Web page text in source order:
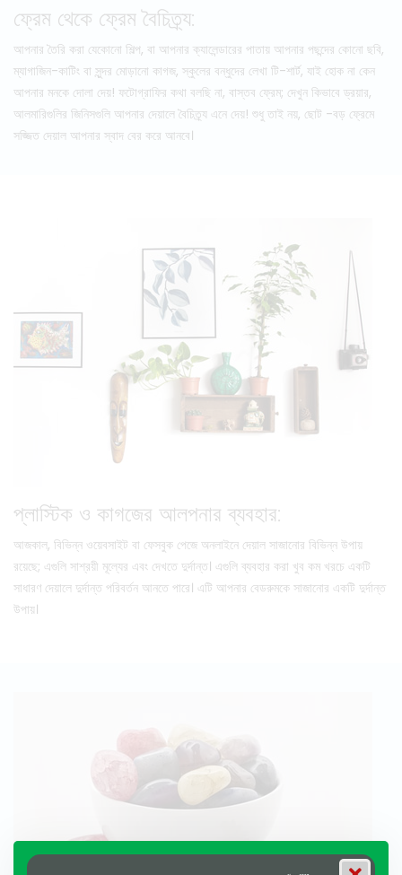
ফ্রেম থেকে ফ্রেম বৈচিত্র্য:
আপনার তৈরি করা যেকোনো শিল্প, বা আপনার ক্যালেন্ডারের পাতায় আপনার পছন্দের কোনো ছবি,
ম্যাগাজিন-কাটিং বা সুন্দর মোড়ানো কাগজ, স্কুলের বন্ধুদের লেখা টি-শার্ট, যাই হোক না কেন
আপনার মনকে দোলা দেয়! ফটোগ্রাফির কথা বলছি না, বাস্তব ফ্রেম; দেখুন কিভাবে ড্রয়ার,
আলমারিগুলির জিনিসগুলি আপনার দেয়ালে বৈচিত্র্য এনে দেয়! শুধু তাই নয়, ছোট -বড় ফ্রেমে
সজ্জিত দেয়াল আপনার স্বাদ বের করে আনবে।
প্লাস্টিক ও কাগজের আলপনার ব্যবহার:
আজকাল, বিভিন্ন ওয়েবসাইট বা ফেসবুক পেজে অনলাইনে দেয়াল সাজানোর বিভিন্ন উপায়
রয়েছে; এগুলি সাশ্রয়ী মূল্যের এবং দেখতে দুর্দান্ত। এগুলি ব্যবহার করা খুব কম খরচে একটি
সাধারণ দেয়ালে দুর্দান্ত পরিবর্তন আনতে পারে। এটি আপনার বেডরুমকে সাজানোর একটি দুর্দান্ত
উপায়।